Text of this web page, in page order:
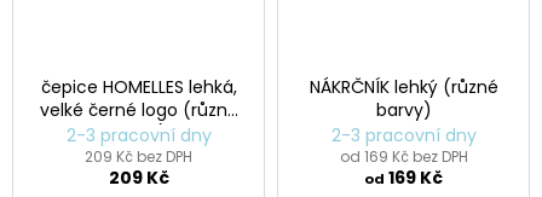
čepice HOMELLES lehká,
velké černé logo (různé
barvy)
2-3 pracovní dny
209 Kč bez DPH
209 Kč
NÁKRČNÍK lehký (různé
barvy)
2-3 pracovní dny
od 169 Kč bez DPH
od 169 Kč